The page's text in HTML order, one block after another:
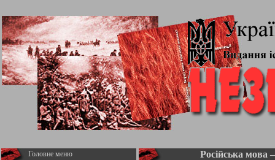
Головне меню Російська мова